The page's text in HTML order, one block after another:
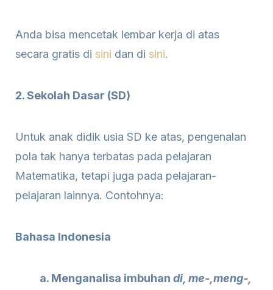
Anda bisa mencetak lembar kerja di atas
secara gratis di sini dan di sini.
2. Sekolah Dasar (SD)
Untuk anak didik usia SD ke atas, pengenalan
pola tak hanya terbatas pada pelajaran
Matematika, tetapi juga pada pelajaran-
pelajaran lainnya. Contohnya:
Bahasa Indonesia
a. Menganalisa imbuhan di, me-,meng-,